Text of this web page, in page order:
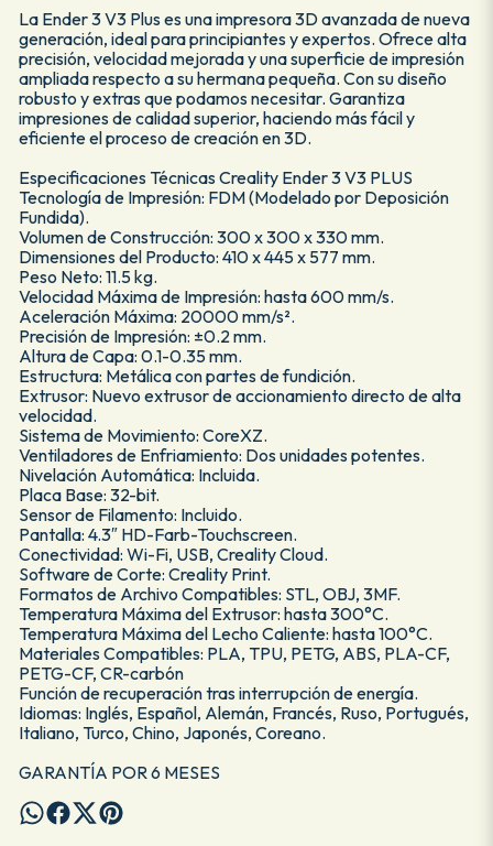
La Ender 3 V3 Plus es una impresora 3D avanzada de nueva
generación, ideal para principiantes y expertos. Ofrece alta
precisión, velocidad mejorada y una superficie de impresión
ampliada respecto a su hermana pequeña. Con su diseño
robusto y extras que podamos necesitar. Garantiza
impresiones de calidad superior, haciendo más fácil y
eficiente el proceso de creación en 3D.
Especificaciones Técnicas Creality Ender 3 V3 PLUS
Tecnología de Impresión: FDM (Modelado por Deposición
Fundida).
Volumen de Construcción: 300 x 300 x 330 mm.
Dimensiones del Producto: 410 x 445 x 577 mm.
Peso Neto: 11.5 kg.
Velocidad Máxima de Impresión: hasta 600 mm/s.
Aceleración Máxima: 20000 mm/s².
Precisión de Impresión: ±0.2 mm.
Altura de Capa: 0.1-0.35 mm.
Estructura: Metálica con partes de fundición.
Extrusor: Nuevo extrusor de accionamiento directo de alta
velocidad.
Sistema de Movimiento: CoreXZ.
Ventiladores de Enfriamiento: Dos unidades potentes.
Nivelación Automática: Incluida.
Placa Base: 32-bit.
Sensor de Filamento: Incluido.
Pantalla: 4.3″ HD-Farb-Touchscreen.
Conectividad: Wi-Fi, USB, Creality Cloud.
Software de Corte: Creality Print.
Formatos de Archivo Compatibles: STL, OBJ, 3MF.
Temperatura Máxima del Extrusor: hasta 300°C.
Temperatura Máxima del Lecho Caliente: hasta 100°C.
Materiales Compatibles: PLA, TPU, PETG, ABS, PLA-CF,
PETG-CF, CR-carbón
Función de recuperación tras interrupción de energía.
Idiomas: Inglés, Español, Alemán, Francés, Ruso, Portugués,
Italiano, Turco, Chino, Japonés, Coreano.
GARANTÍA POR 6 MESES